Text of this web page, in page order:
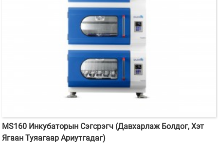
MS160 Инкубаторын Сэгсрэгч (Давхарлаж Болдог, Хэт
Ягаан Туяагаар Ариутгадаг)